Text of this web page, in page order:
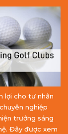
lợi cho tư nhân
nghiệp
trưởng sáng
Đây được xem